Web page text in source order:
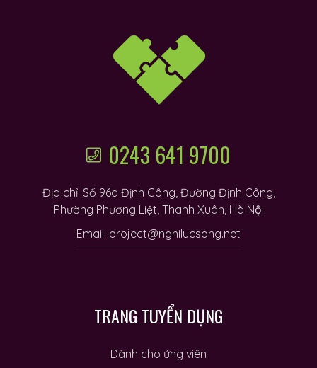
0243 641 9700
Địa chỉ: Số 96a Định Công, Đường Định Công,
Phường Phương Liệt, Thanh Xuân, Hà Nội
Email: project@nghilucsong.net
TRANG TUYỂN DỤNG
Dành cho ứng viên